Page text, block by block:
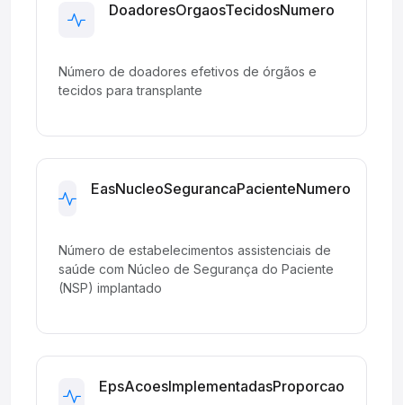
DoadoresOrgaosTecidosNumero
Número de doadores efetivos de órgãos e
tecidos para transplante
EasNucleoSegurancaPacienteNumero
Número de estabelecimentos assistenciais de
saúde com Núcleo de Segurança do Paciente
(NSP) implantado
EpsAcoesImplementadasProporcao